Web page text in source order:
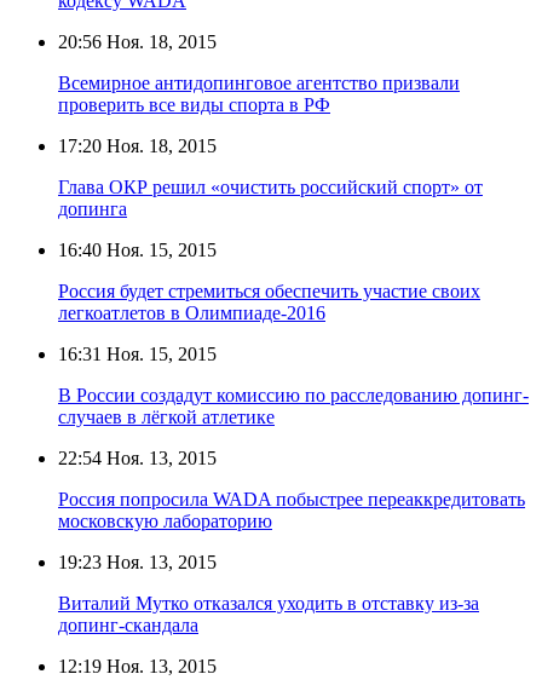
20:56 Ноя. 18, 2015
Всемирное антидопинговое агентство призвали
проверить все виды спорта в РФ
17:20 Ноя. 18, 2015
Глава ОКР решил «очистить российский спорт» от
допинга
16:40 Ноя. 15, 2015
Россия будет стремиться обеспечить участие своих
легкоатлетов в Олимпиаде-2016
16:31 Ноя. 15, 2015
В России создадут комиссию по расследованию допинг-
случаев в лёгкой атлетике
22:54 Ноя. 13, 2015
Россия попросила WADA побыстрее переаккредитовать
московскую лабораторию
19:23 Ноя. 13, 2015
Виталий Мутко отказался уходить в отставку из-за
допинг-скандала
12:19 Ноя. 13, 2015